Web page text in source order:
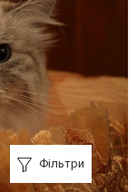
Фільтри